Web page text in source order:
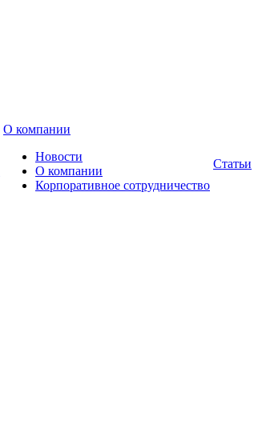
О компании
Новости
О компании
Корпоративное сотрудничество
Статьи